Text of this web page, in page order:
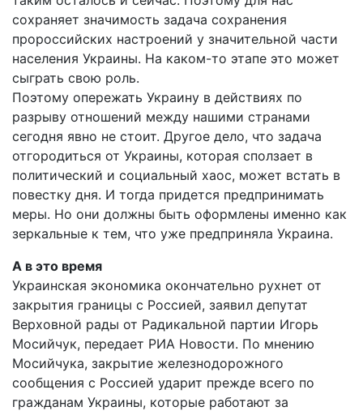
сохраняет значимость задача сохранения
пророссийских настроений у значительной части
населения Украины. На каком-то этапе это может
сыграть свою роль.
Поэтому опережать Украину в действиях по
разрыву отношений между нашими странами
сегодня явно не стоит. Другое дело, что задача
отгородиться от Украины, которая сползает в
политический и социальный хаос, может встать в
повестку дня. И тогда придется предпринимать
меры. Но они должны быть оформлены именно как
зеркальные к тем, что уже предприняла Украина.
А в это время
Украинская экономика окончательно рухнет от
закрытия границы с Россией, заявил депутат
Верховной рады от Радикальной партии Игорь
Мосийчук, передает РИА Новости. По мнению
Мосийчука, закрытие железнодорожного
сообщения с Россией ударит прежде всего по
гражданам Украины, которые работают за